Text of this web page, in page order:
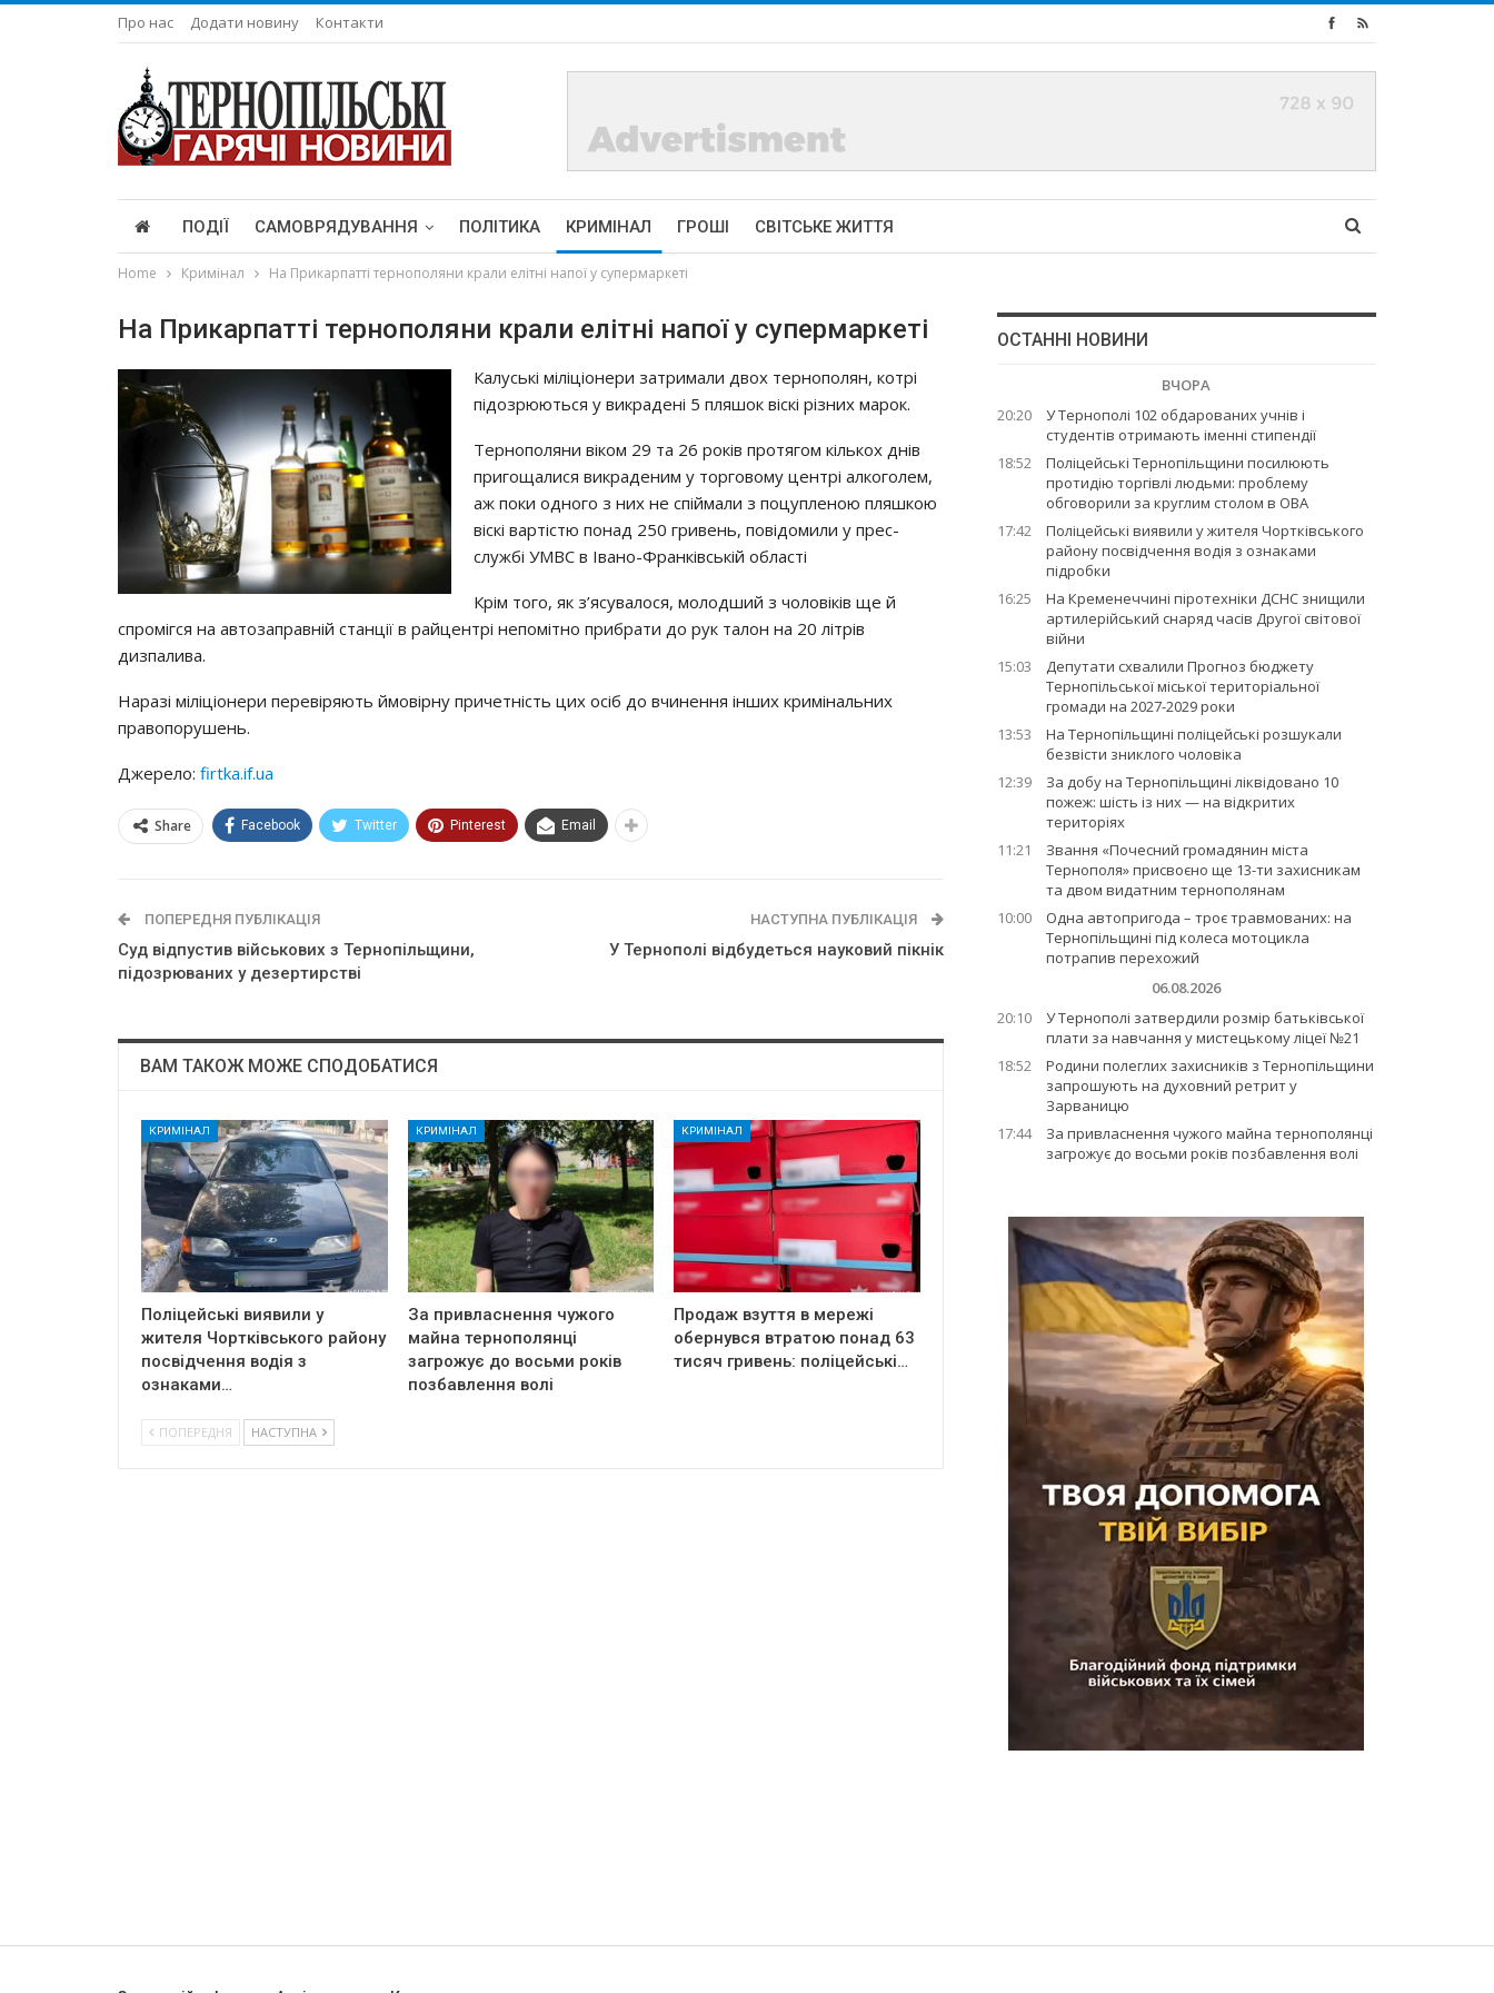
Про нас Додати новину Контакти
ПОДІЇ САМОВРЯДУВАННЯ ПОЛІТИКА КРИМІНАЛ ГРОШІ СВІТСЬКЕ ЖИТТЯ
Home Кримінал На Прикарпатті тернополяни крали елітні напої у супермаркеті
На Прикарпатті тернополяни крали елітні напої у супермаркеті
Калуські міліціонери затримали двох тернополян, котрі
підозрюються у викрадені 5 пляшок віскі різних марок.
Тернополяни віком 29 та 26 років протягом кількох днів
пригощалися викраденим у торговому центрі алкоголем,
аж поки одного з них не спіймали з поцупленою пляшкою
віскі вартістю понад 250 гривень, повідомили у прес-
службі УМВС в Івано-Франківській області
Крім того, як з’ясувалося, молодший з чоловіків ще й
спромігся на автозаправній станції в райцентрі непомітно прибрати до рук талон на 20 літрів
дизпалива.
Наразі міліціонери перевіряють ймовірну причетність цих осіб до вчинення інших кримінальних
правопорушень.
Джерело: firtka.if.ua
Share Facebook Twitter Pinterest Email
ПОПЕРЕДНЯ ПУБЛІКАЦІЯ
Суд відпустив військових з Тернопільщини,
підозрюваних у дезертирстві
НАСТУПНА ПУБЛІКАЦІЯ
У Тернополі відбудеться науковий пікнік
ВАМ ТАКОЖ МОЖЕ СПОДОБАТИСЯ
КРИМІНАЛ
Поліцейські виявили у
жителя Чортківського району
посвідчення водія з
ознаками…
КРИМІНАЛ
За привласнення чужого
майна тернополянці
загрожує до восьми років
позбавлення волі
КРИМІНАЛ
Продаж взуття в мережі
обернувся втратою понад 63
тисяч гривень: поліцейські…
ПОПЕРЕДНЯ НАСТУПНА
ОСТАННІ НОВИНИ
ВЧОРА
20:20
У Тернополі 102 обдарованих учнів і
студентів отримають іменні стипендії
18:52
Поліцейські Тернопільщини посилюють
протидію торгівлі людьми: проблему
обговорили за круглим столом в ОВА
17:42
Поліцейські виявили у жителя Чортківського
району посвідчення водія з ознаками
підробки
16:25
На Кременеччині піротехніки ДСНС знищили
артилерійський снаряд часів Другої світової
війни
15:03
Депутати схвалили Прогноз бюджету
Тернопільської міської територіальної
громади на 2027-2029 роки
13:53
На Тернопільщині поліцейські розшукали
безвісти зниклого чоловіка
12:39
За добу на Тернопільщині ліквідовано 10
пожеж: шість із них — на відкритих
територіях
11:21
Звання «Почесний громадянин міста
Тернополя» присвоєно ще 13-ти захисникам
та двом видатним тернополянам
10:00
Одна автопригода – троє травмованих: на
Тернопільщині під колеса мотоцикла
потрапив перехожий
06.08.2026
20:10
У Тернополі затвердили розмір батьківської
плати за навчання у мистецькому ліцеї №21
18:52
Родини полеглих захисників з Тернопільщини
запрошують на духовний ретрит у
Зарваницю
17:44
За привласнення чужого майна тернополянці
загрожує до восьми років позбавлення волі